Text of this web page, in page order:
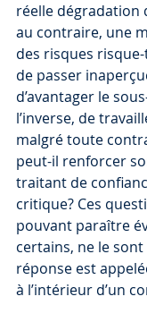
réelle dégradation
au contraire, une
des risques
de passer
d’avantager le
l’inverse, de
malgré toute
peut-il renforcer
traitant de
critique? Ces
pouvant paraître
certains, ne le
réponse est
à l’intérieur d’un